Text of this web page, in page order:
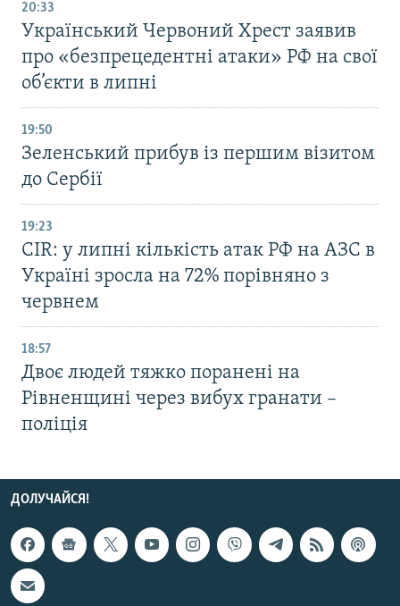
20:33
Український Червоний Хрест заявив
про «безпрецедентні атаки» РФ на свої
об’єкти в липні
19:50
Зеленський прибув із першим візитом
до Сербії
19:23
CIR: у липні кількість атак РФ на АЗС в
Україні зросла на 72% порівняно з
червнем
18:57
Двоє людей тяжко поранені на
Рівненщині через вибух гранати –
поліція
ДОЛУЧАЙСЯ!